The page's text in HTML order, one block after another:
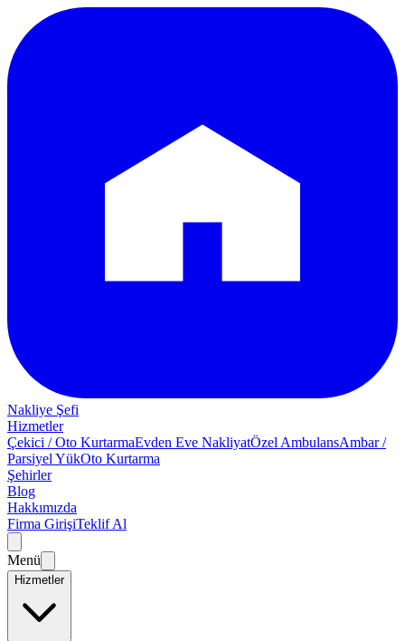
Nakliye Şefi
Hizmetler
Çekici / Oto KurtarmaEvden Eve NakliyatÖzel AmbulansAmbar /
Parsiyel YükOto Kurtarma
Şehirler
Blog
Hakkımızda
Firma GirişiTeklif Al
Menü
Hizmetler